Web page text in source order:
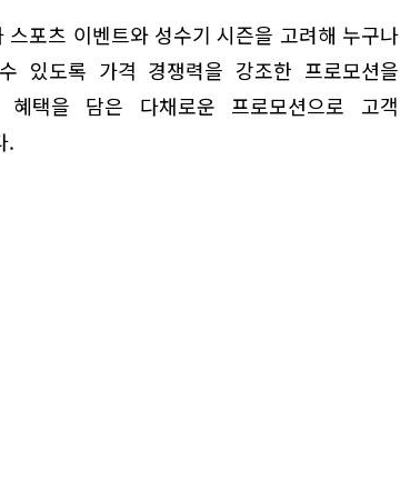
포츠 이벤트와 성수기 시즌을 고려해 누구나
있도록 가격 경쟁력을 강조한 프로모션을
택을 담은 다채로운 프로모션으로 고객
.